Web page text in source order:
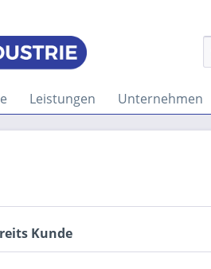
Leistungen Unternehmen
Kunde